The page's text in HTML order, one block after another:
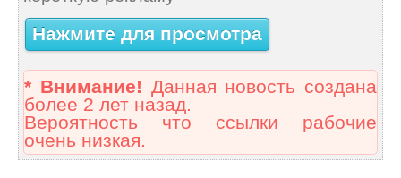
Нажмите для просмотра
* Внимание! Данная новость создана
более 2 лет назад.
Вероятность что ссылки рабочие
очень низкая.